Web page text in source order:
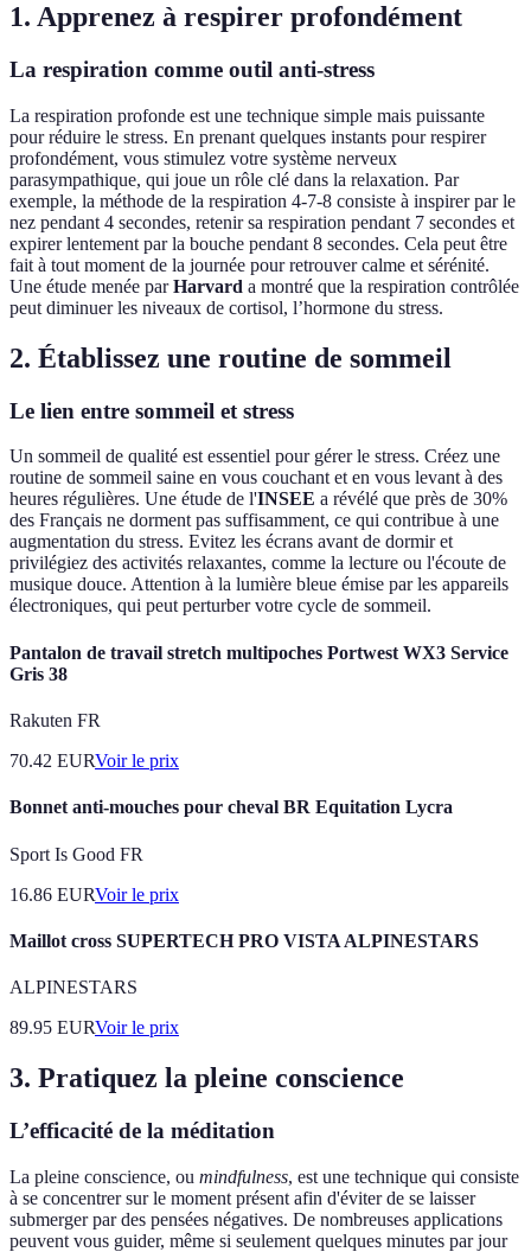
1. Apprenez à respirer profondément
La respiration comme outil anti-stress
La respiration profonde est une technique simple mais puissante
pour réduire le stress. En prenant quelques instants pour respirer
profondément, vous stimulez votre système nerveux
parasympathique, qui joue un rôle clé dans la relaxation. Par
exemple, la méthode de la respiration 4-7-8 consiste à inspirer par le
nez pendant 4 secondes, retenir sa respiration pendant 7 secondes et
expirer lentement par la bouche pendant 8 secondes. Cela peut être
fait à tout moment de la journée pour retrouver calme et sérénité.
Une étude menée parHarvard a montré que la respiration contrôlée
peut diminuer les niveaux de cortisol, l’hormone du stress.
2. Établissez une routine de sommeil
Le lien entre sommeil et stress
Un sommeil de qualité est essentiel pour gérer le stress. Créez une
routine de sommeil saine en vous couchant et en vous levant à des
heures régulières. Une étude de l'INSEE a révélé que près de 30%
des Français ne dorment pas suffisamment, ce qui contribue à une
augmentation du stress. Evitez les écrans avant de dormir et
privilégiez des activités relaxantes, comme la lecture ou l'écoute de
musique douce. Attention à la lumière bleue émise par les appareils
électroniques, qui peut perturber votre cycle de sommeil.
Pantalon de travail stretch multipoches Portwest WX3 Service
Gris 38
Rakuten FR
70.42 EURVoir le prix
Bonnet anti-mouches pour cheval BR Equitation Lycra
Sport Is Good FR
16.86 EURVoir le prix
Maillot cross SUPERTECH PRO VISTA ALPINESTARS
ALPINESTARS
89.95 EURVoir le prix
3. Pratiquez la pleine conscience
L’efficacité de la méditation
La pleine conscience, ou mindfulness, est une technique qui consiste
à se concentrer sur le moment présent afin d'éviter de se laisser
submerger par des pensées négatives. De nombreuses applications
peuvent vous guider, même si seulement quelques minutes par jour